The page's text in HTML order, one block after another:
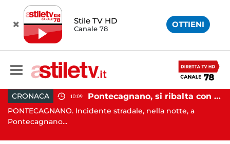
Stile TV HD
Canale 78 OTTIENI
CRONACA 10:09 Pontecagnano, si ribalta con l'auto alla rotatoria: giovane ferito
PONTECAGNANO. Incidente stradale, nella notte, a
Pontecagnano...